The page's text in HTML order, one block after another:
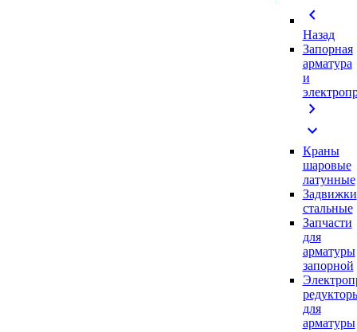
chevron_left
Назад
Запорная
арматура
и
chevron_right
expand_more
Краны
шаровые
латунные
Задвижки
стальные
Запчасти
для
арматуры
запорной
для
арматуры